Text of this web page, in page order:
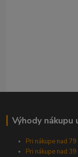
Výhody nákupu
Pri nákupe nad
Pri nákupe nad